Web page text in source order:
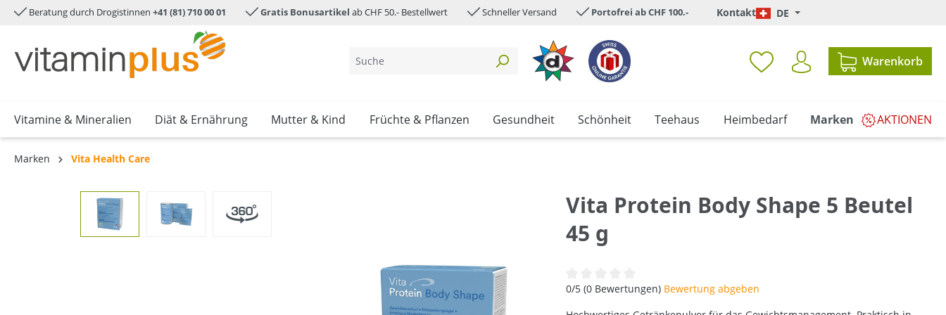
springen Zur Hauptnavigation springen
Beratung durch Drogistinnen +41 (81) 710 00 01 Gratis Bonusartikel ab CHF 50.- Bestellwert Schneller Versand Portofrei ab CHF 100.- Kontakt DE
Warenkorb
Vitamine & Mineralien Diät & Ernährung Mutter & Kind Früchte & Pflanzen Gesundheit Schönheit Teehaus Heimbedarf Marken AKTIONEN
Marken Vita Health Care
Vita Protein Body Shape 5 Beutel
45 g
Durchschnittliche Bewertung von 0 von 5 Sternen
0/5 (0 Bewertungen) Bewertung abgeben